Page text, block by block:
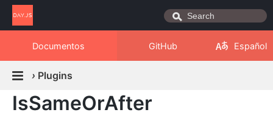
Documentos GitHub Español
› Plugins
IsSameOrAfter